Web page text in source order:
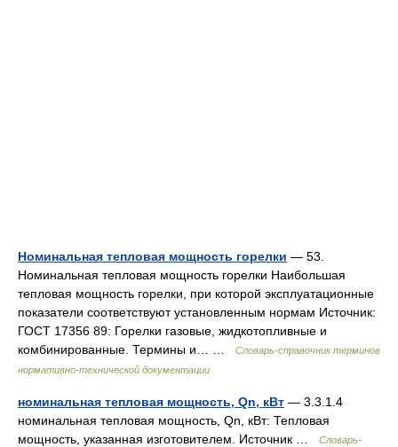
Номинальная тепловая мощность горелки — 53.
Номинальная тепловая мощность горелки Наибольшая
тепловая мощность горелки, при которой эксплуатационные
показатели соответствуют установленным нормам Источник:
ГОСТ 17356 89: Горелки газовые, жидкотопливные и
комбинированные. Термины и… …
Словарь-справочник терминов
нормативно-технической документации
номинальная тепловая мощность, Qn, кВт — 3.3.1.4
номинальная тепловая мощность, Qn, кВт: Тепловая
мощность, указанная изготовителем. Источник …
Словарь-